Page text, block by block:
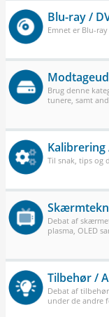
Blu-ray /
Emnet er Blu-
Brug denne
tunere, samt
Til snak, tips og
Debat af
plasma, OLED
Tilbehør /
Debat af
under de andre